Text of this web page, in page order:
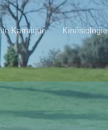
Karmique Kinésiologie